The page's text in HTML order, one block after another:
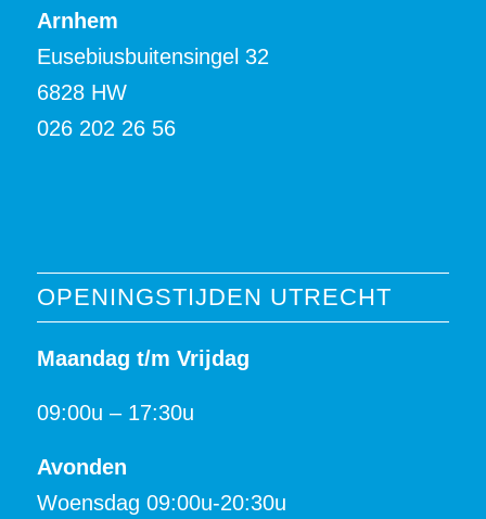
Arnhem
Eusebiusbuitensingel 32
6828 HW
026 202 26 56
OPENINGSTIJDEN UTRECHT
Maandag t/m Vrijdag
09:00u – 17:30u
Avonden
Woensdag 09:00u-20:30u